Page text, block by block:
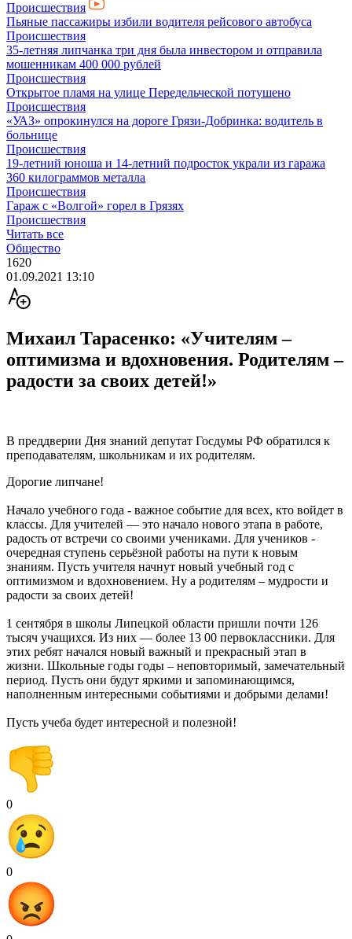
Происшествия
Пьяные пассажиры избили водителя рейсового автобуса
Происшествия
35-летняя липчанка три дня была инвестором и отправила
мошенникам 400 000 рублей
Происшествия
Открытое пламя на улице Передельческой потушено
Происшествия
«УАЗ» опрокинулся на дороге Грязи-Добринка: водитель в
больнице
Происшествия
19-летний юноша и 14-летний подросток украли из гаража
360 килограммов металла
Происшествия
Гараж с «Волгой» горел в Грязях
Происшествия
Читать все
Общество
1620
01.09.2021 13:10
Михаил Тарасенко: «Учителям –
оптимизма и вдохновения. Родителям –
радости за своих детей!»
В преддверии Дня знаний депутат Госдумы РФ обратился к
преподавателям, школьникам и их родителям.
Дорогие липчане!
Начало учебного года - важное событие для всех, кто войдет в
классы. Для учителей — это начало нового этапа в работе,
радость от встречи со своими учениками. Для учеников -
очередная ступень серьёзной работы на пути к новым
знаниям. Пусть учителя начнут новый учебный год с
оптимизмом и вдохновением. Ну а родителям – мудрости и
радости за своих детей!
1 сентября в школы Липецкой области пришли почти 126
тысяч учащихся. Из них — более 13 00 первоклассники. Для
этих ребят начался новый важный и прекрасный этап в
жизни. Школьные годы годы – неповторимый, замечательный
период. Пусть они будут яркими и запоминающимся,
наполненным интересными событиями и добрыми делами!
Пусть учеба будет интересной и полезной!
0
0